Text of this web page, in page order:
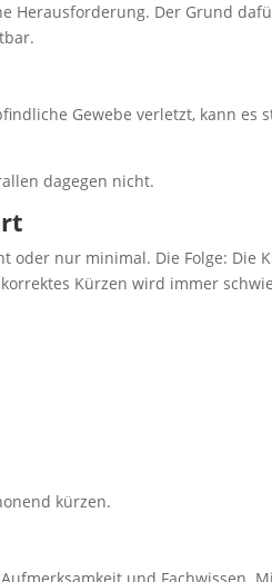
Herausforderung. Der Grund
Gewebe verletzt, kann es
dagegen nicht.
oder nur minimal. Die Folge: Die
Kürzen wird immer
kürzen.